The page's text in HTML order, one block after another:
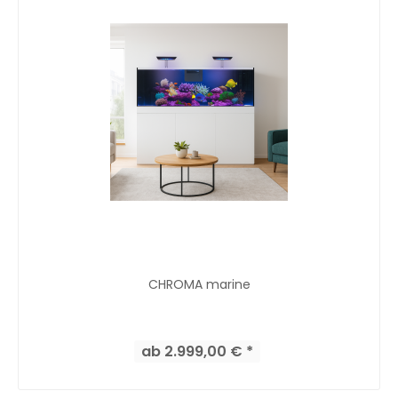
CHROMA marine
ab 2.999,00 € *